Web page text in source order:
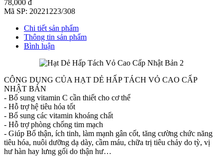
78,000 đ
Mã SP: 20221223/308
Chi tiết sản phẩm
Thông tin sản phẩm
Bình luận
CÔNG DỤNG CỦA HẠT DẺ HẤP TÁCH VỎ CAO CẤP
NHẬT BẢN
- Bổ sung vitamin C cần thiết cho cơ thể
- Hỗ trợ hệ tiêu hóa tốt
- Bổ sung các vitamin khoáng chất
- Hỗ trợ phòng chống tim mạch
- Giúp Bổ thận, ích tinh, làm mạnh gân cốt, tăng cường chức năng
tiêu hóa, nuôi dưỡng dạ dày, cầm máu, chữa trị tiêu chảy do tỳ, vị
hư hàn hay lưng gối do thận hư…